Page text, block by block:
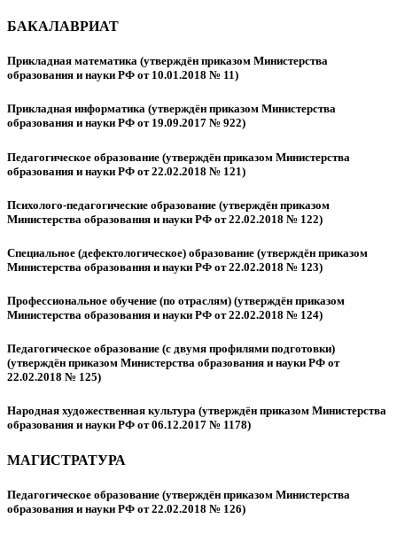
БАКАЛАВРИАТ
Прикладная математика (утверждён приказом Министерства
образования и науки РФ от 10.01.2018 № 11)
Прикладная информатика (утверждён приказом Министерства
образования и науки РФ от 19.09.2017 № 922)
Педагогическое образование (утверждён приказом Министерства
образования и науки РФ от 22.02.2018 № 121)
Психолого-педагогические образование (утверждён приказом
Министерства образования и науки РФ от 22.02.2018 № 122)
Специальное (дефектологическое) образование (утверждён приказом
Министерства образования и науки РФ от 22.02.2018 № 123)
Профессиональное обучение (по отраслям) (утверждён приказом
Министерства образования и науки РФ от 22.02.2018 № 124)
Педагогическое образование (с двумя профилями подготовки)
(утверждён приказом Министерства образования и науки РФ от
22.02.2018 № 125)
Народная художественная культура (утверждён приказом Министерства
образования и науки РФ от 06.12.2017 № 1178)
МАГИСТРАТУРА
Педагогическое образование (утверждён приказом Министерства
образования и науки РФ от 22.02.2018 № 126)